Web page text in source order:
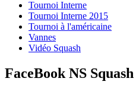
Tournoi Interne
Tournoi Interne 2015
Tournoi à l'américaine
Vannes
Vidéo Squash
FaceBook NS Squash